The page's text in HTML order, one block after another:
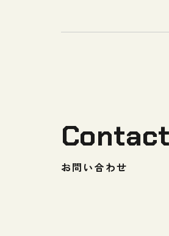
Contact
お問い合わせ